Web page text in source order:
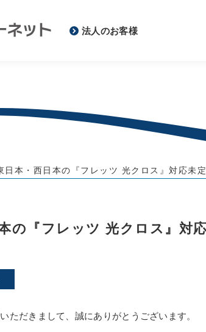
法人のお客様
日本・西日本の『フレッツ 光クロス』対応未
の『フレッツ 光クロス』対
ただきまして、誠にありがとうございます。